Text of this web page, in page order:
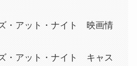
・アット・ナイト 映画情
・アット・ナイト キャス